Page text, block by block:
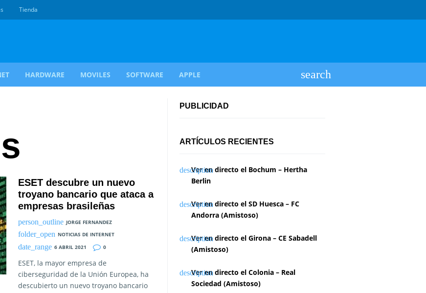
Tienda
HARDWARE MOVILES SOFTWARE APPLE
ESET descubre un nuevo
troyano bancario que ataca a
empresas brasileñas
JORGE FERNANDEZ
NOTICIAS DE INTERNET
6 ABRIL 2021
0
ESET, la mayor empresa de
ciberseguridad de la Unión Europea, ha
descubierto un nuevo troyano bancario
PUBLICIDAD
ARTÍCULOS RECIENTES
Ver en directo el Bochum – Hertha
Berlin
Ver en directo el SD Huesca – FC
Andorra (Amistoso)
Ver en directo el Girona – CE Sabadell
(Amistoso)
Ver en directo el Colonia – Real
Sociedad (Amistoso)